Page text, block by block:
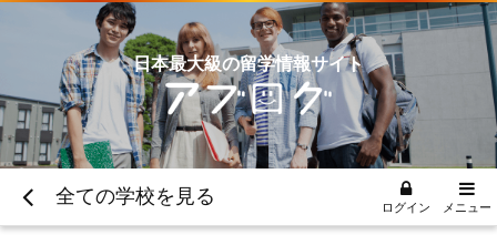
日本最大級の留学情報サイト
全ての学校を見る ログイン メニュー